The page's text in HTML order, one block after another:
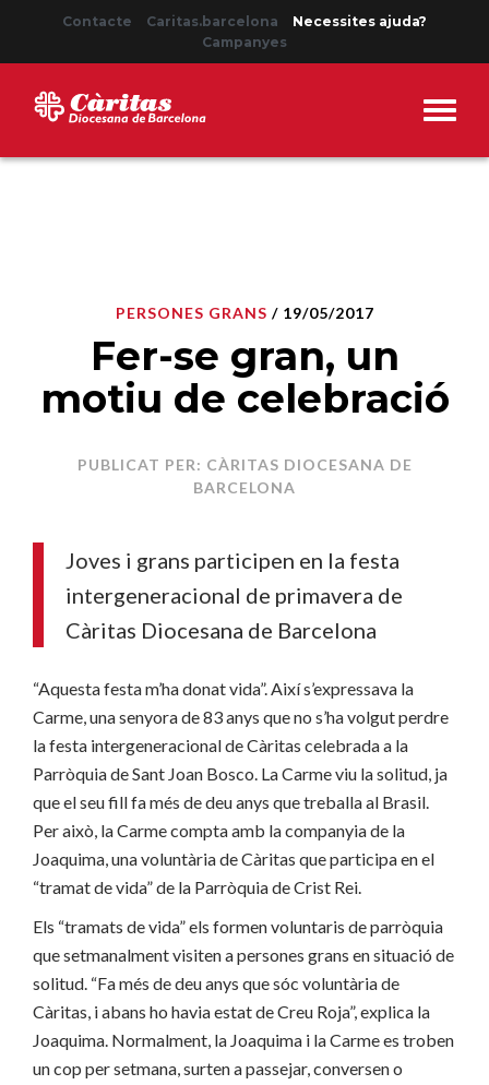
Contacte Caritas.barcelona
Necessites ajuda?
Campanyes
PERSONES GRANS / 19/05/2017
Fer-se gran, un
motiu de celebració
PUBLICAT PER: CÀRITAS DIOCESANA DE
BARCELONA
Joves i grans participen en la festa
intergeneracional de primavera de
Càritas Diocesana de Barcelona
“Aquesta festa m’ha donat vida”. Així s’expressava la
Carme, una senyora de 83 anys que no s’ha volgut perdre
la festa intergeneracional de Càritas celebrada a la
Parròquia de Sant Joan Bosco. La Carme viu la solitud, ja
que el seu fill fa més de deu anys que treballa al Brasil.
Per això, la Carme compta amb la companyia de la
Joaquima, una voluntària de Càritas que participa en el
“tramat de vida” de la Parròquia de Crist Rei.
Els “tramats de vida” els formen voluntaris de parròquia
que setmanalment visiten a persones grans en situació de
solitud. “Fa més de deu anys que sóc voluntària de
Càritas, i abans ho havia estat de Creu Roja”, explica la
Joaquima. Normalment, la Joaquima i la Carme es troben
un cop per setmana, surten a passejar, conversen o